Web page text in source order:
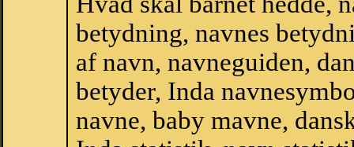
betydning, navnes
af navn, navneguiden,
betyder, Inda
navne, baby mavne,